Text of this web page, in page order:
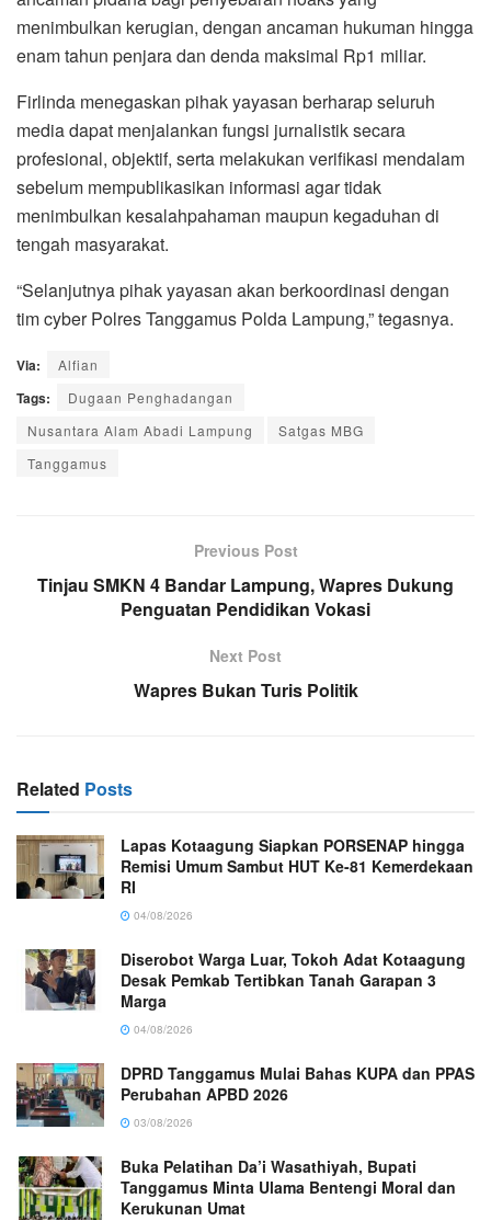
menimbulkan kerugian, dengan ancaman hukuman hingga
enam tahun penjara dan denda maksimal Rp1 miliar.
Firlinda menegaskan pihak yayasan berharap seluruh
media dapat menjalankan fungsi jurnalistik secara
profesional, objektif, serta melakukan verifikasi mendalam
sebelum mempublikasikan informasi agar tidak
menimbulkan kesalahpahaman maupun kegaduhan di
tengah masyarakat.
“Selanjutnya pihak yayasan akan berkoordinasi dengan
tim cyber Polres Tanggamus Polda Lampung,” tegasnya.
Via: Alfian
Tags:
Dugaan Penghadangan
Nusantara Alam Abadi Lampung
Satgas MBG
Tanggamus
Previous Post
Tinjau SMKN 4 Bandar Lampung, Wapres Dukung
Penguatan Pendidikan Vokasi
Next Post
Wapres Bukan Turis Politik
Related Posts
Lapas Kotaagung Siapkan PORSENAP hingga
Remisi Umum Sambut HUT Ke-81 Kemerdekaan
RI
04/08/2026
Diserobot Warga Luar, Tokoh Adat Kotaagung
Desak Pemkab Tertibkan Tanah Garapan 3
Marga
04/08/2026
DPRD Tanggamus Mulai Bahas KUPA dan PPAS
Perubahan APBD 2026
03/08/2026
Buka Pelatihan Da’i Wasathiyah, Bupati
Tanggamus Minta Ulama Bentengi Moral dan
Kerukunan Umat